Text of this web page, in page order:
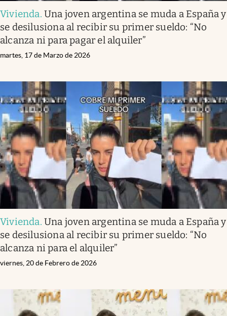
Vivienda.Una joven argentina se muda a España y
se desilusiona al recibir su primer sueldo: “No
alcanza ni para pagar el alquiler”
martes, 17 de Marzo de 2026
Vivienda.Una joven argentina se muda a España y
se desilusiona al recibir su primer sueldo: “No
alcanza ni para el alquiler”
viernes, 20 de Febrero de 2026